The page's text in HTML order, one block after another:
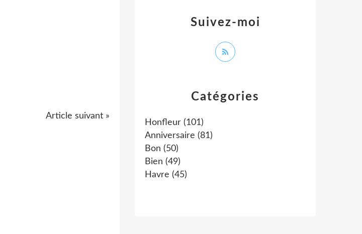
Article suivant »
Catégories
Honfleur (101)
Anniversaire (81)
Bon (50)
Bien (49)
Havre (45)
Suivez-moi